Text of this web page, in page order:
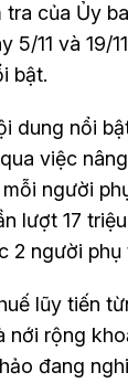
của Ủy
5/11 và 19/
bật.
dung nổi
việc
người
lượt 17
2 người
lũy tiến
nới rộng
đang